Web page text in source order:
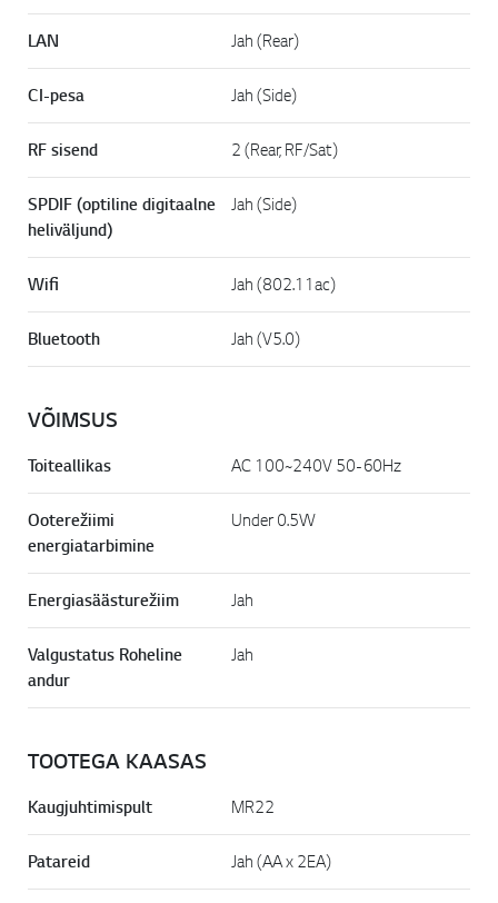
LAN Jah (Rear)
CI-pesa Jah (Side)
RF sisend 2 (Rear, RF/Sat)
SPDIF (optiline digitaalne
heliväljund)
Jah (Side)
Wifi Jah (802.11ac)
Bluetooth Jah (V5.0)
VÕIMSUS
Toiteallikas AC 100~240V 50-60Hz
Ooterežiimi
energiatarbimine
Under 0.5W
Energiasäästurežiim Jah
Valgustatus Roheline
andur
Jah
TOOTEGA KAASAS
Kaugjuhtimispult MR22
Patareid Jah (AA x 2EA)